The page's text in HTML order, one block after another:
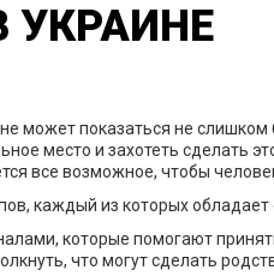
УКРАИНЕ
может показаться не
место и захотеть сделать
все возможное, чтобы
каждый из которых
которые помогают
что могут сделать